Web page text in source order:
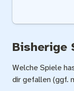
Bisherige
Welche Spiele
dir gefallen (ggf.